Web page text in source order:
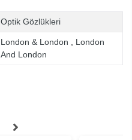
Optik Gözlükleri
London & London
London
And London